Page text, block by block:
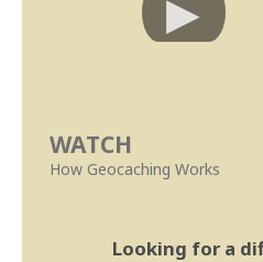
WATCH
How Geocaching Works
Looking for a